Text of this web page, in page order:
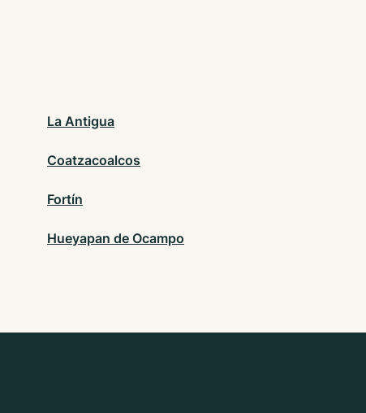
La Antigua
Coatzacoalcos
Fortín
Hueyapan de Ocampo